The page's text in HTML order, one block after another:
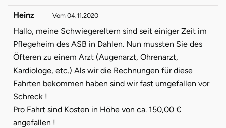
Heinz Vom 04.11.2020
Hallo, meine Schwiegereltern sind seit einiger Zeit im
Pflegeheim des ASB in Dahlen. Nun mussten Sie des
Öfteren zu einem Arzt (Augenarzt, Ohrenarzt,
Kardiologe, etc.) Als wir die Rechnungen für diese
Fahrten bekommen haben sind wir fast umgefallen vor
Schreck !
Pro Fahrt sind Kosten in Höhe von ca. 150,00 €
angefallen !